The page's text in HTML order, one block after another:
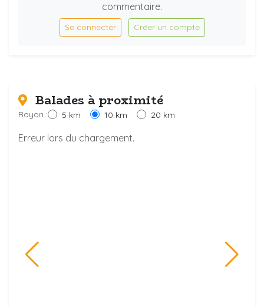
commentaire.
Se connecter Créer un compte
Balades à proximité
Rayon : 5 km 10 km 20 km
Erreur lors du chargement.